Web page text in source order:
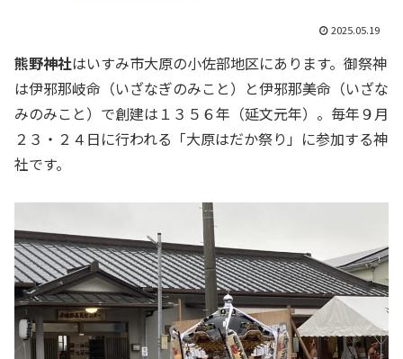
2025.05.19
熊野神社はいすみ市大原の小佐部地区にあります。御祭神
は伊邪那岐命（いざなぎのみこと）と伊邪那美命（いざな
みのみこと）で創建は１３５６年（延文元年）。毎年９月
２３・２４日に行われる「大原はだか祭り」に参加する神
社です。